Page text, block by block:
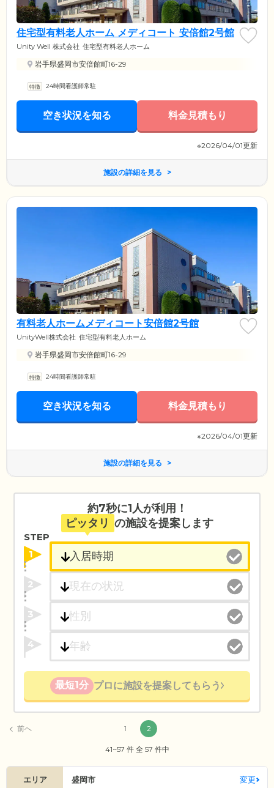
住宅型有料老人ホーム メディコート 安倍館2号館
Unity Well 株式会社 住宅型有料老人ホーム
岩手県盛岡市安倍館町16-29
24時間看護師常駐
空き状況を知る 料金見積もり
※2026/04/01更新
施設の詳細を見る
有料老人ホームメディコート安倍館2号館
UnityWell株式会社 住宅型有料老人ホーム
岩手県盛岡市安倍館町16-29
24時間看護師常駐
空き状況を知る 料金見積もり
※2026/04/01更新
施設の詳細を見る
約7秒に1人が利用！
ピッタリ の施設を提案します
STEP
1
2
3
4
最短1分 プロに施設を提案してもらう
前へ 1 2
41~57 件 全 57 件中
エリア 盛岡市 変更